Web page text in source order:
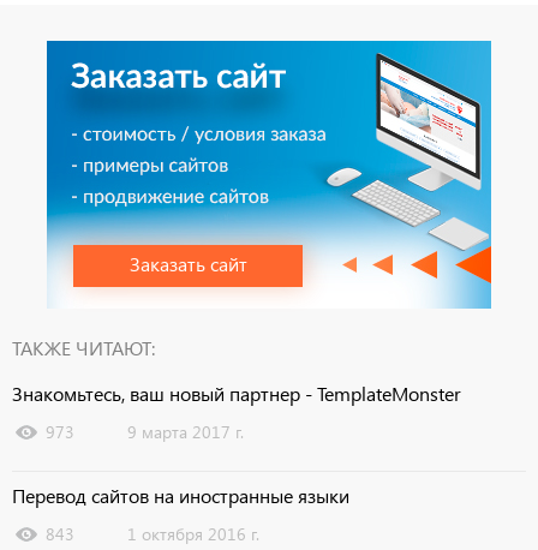
Заказать сайт
ТАКЖЕ ЧИТАЮТ:
Знакомьтесь, ваш новый партнер - TemplateMonster
973 9 марта 2017 г.
Перевод сайтов на иностранные языки
843 1 октября 2016 г.